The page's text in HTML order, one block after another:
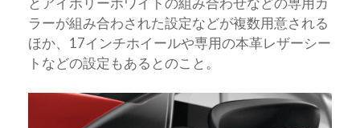
ラーが組み合わされた設定などが複数用意される
ほか、17インチホイールや専用の本革レザーシー
トなどの設定もあるとのこと。